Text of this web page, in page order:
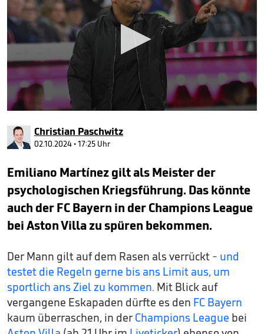
seconds
of
5
minutes,
seconds
Christian Paschwitz
02.10.2024 • 17:25 Uhr
Emiliano Martínez gilt als Meister der
psychologischen Kriegsführung. Das könnte
auch der FC Bayern in der Champions League
bei Aston Villa zu spüren bekommen.
Der Mann gilt auf dem Rasen als verrückt - und
testet die Regeln gerne bis ans Limit aus, um
sportlich ans Ziel zu kommen. Mit Blick auf
vergangene Eskapaden dürfte es den FC Bayern
kaum überraschen, in der Champions League bei